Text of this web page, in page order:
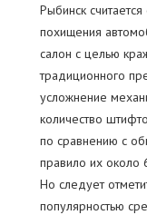
Рыбинск
похищения
салон с целью
традиционного
усложнение
количество
по сравнению с
правило их около
Но следует
популярностью